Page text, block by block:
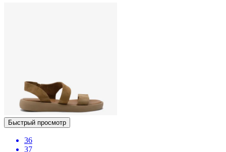
Быстрый просмотр
36
37